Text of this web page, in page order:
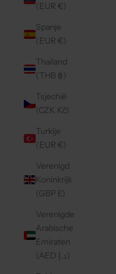
(EUR €)
Spanje
(EUR €)
Thailand
(THB ฿)
Tsjechië
(CZK Kč)
Turkije
(EUR €)
Verenigd
Koninkrijk
(GBP £)
Verenigde
Arabische
Emiraten
(AED د.إ)